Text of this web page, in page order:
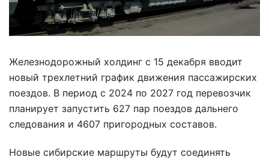
Железнодорожный холдинг с 15 декабря вводит
новый трехлетний график движения пассажирских
поездов. В период с 2024 по 2027 год перевозчик
планирует запустить 627 пар поездов дальнего
следования и 4607 пригородных составов.
Новые сибирские маршруты будут соединять